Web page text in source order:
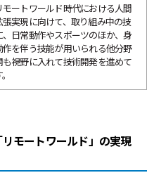
ートワールド時代における人間
張実現に向けて、取り組み中の技
日常動作やスポーツのほか、身
を伴う技能が用いられる他分野
も視野に入れて技術開発を進めて
モートワールド」の実現